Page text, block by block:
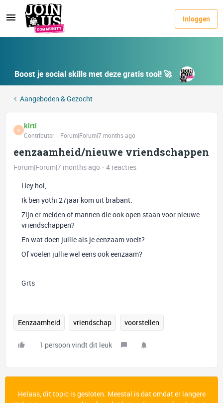
Inloggen
Boost je social skills met deze gratis tool! 🚀
Aangeboden & Gezocht
K kirti
Contributer Forum|Forum|7 months ago
eenzaamheid/nieuwe vriendschappen
Forum|Forum|7 months ago
4 reacties
Hey hoi,
Ik ben yothi 27jaar kom uit brabant.
Zijn er meiden of mannen die ook open staan voor nieuwe
vriendschappen?
En wat doen jullie als je eenzaam voelt?
Of voelen jullie wel eens ook eenzaam?
Grts
Eenzaamheid vriendschap voorstellen
1 persoon vindt dit leuk
Helaas, dit topic is gesloten. Meestal is dat omdat er langere